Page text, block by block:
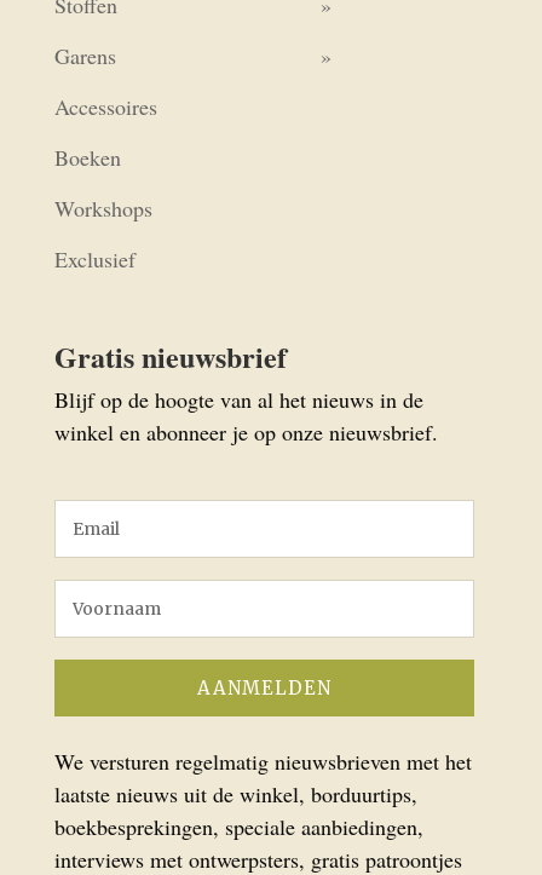
Garens
Accessoires
Boeken
Workshops
Exclusief
Gratis nieuwsbrief
Blijf op de hoogte van al het nieuws in de
winkel en abonneer je op onze nieuwsbrief.
We versturen regelmatig nieuwsbrieven met het
laatste nieuws uit de winkel, borduurtips,
boekbesprekingen, speciale aanbiedingen,
interviews met ontwerpsters, gratis patroontjes